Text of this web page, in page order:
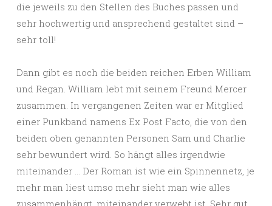
die jeweils zu den Stellen des Buches passen und
sehr hochwertig und ansprechend gestaltet sind –
sehr toll!
Dann gibt es noch die beiden reichen Erben William
und Regan. William lebt mit seinem Freund Mercer
zusammen. In vergangenen Zeiten war er Mitglied
einer Punkband namens Ex Post Facto, die von den
beiden oben genannten Personen Sam und Charlie
sehr bewundert wird. So hängt alles irgendwie
miteinander … Der Roman ist wie ein Spinnennetz, je
mehr man liest umso mehr sieht man wie alles
zusammenhängt, miteinander verwebt ist. Sehr gut